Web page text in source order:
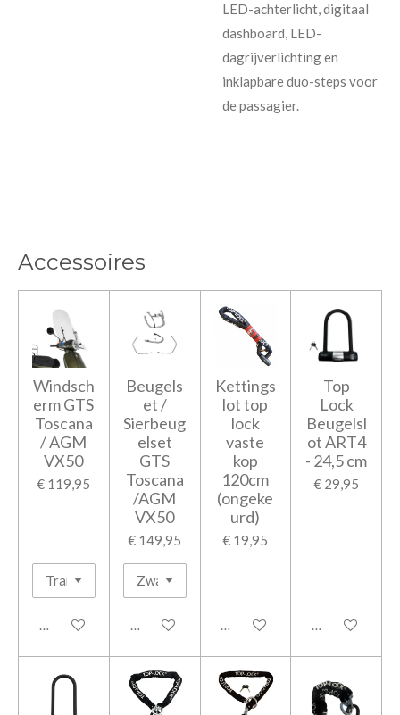
LED-achterlicht, digitaal
dashboard, LED-
dagrijverlichting en
inklapbare duo-steps voor
de passagier.
Accessoires
Windsch
erm GTS
Toscana
/ AGM
VX50
€ 119,95
In winkelwagen
Beugels
et /
Sierbeug
elset
GTS
Toscana
/AGM
VX50
€ 149,95
In winkelwagen
Kettings
lot top
lock
vaste
kop
120cm
(ongeke
urd)
€ 19,95
In winkelwagen
Top
Lock
Beugelsl
ot ART4
- 24,5 cm
€ 29,95
In